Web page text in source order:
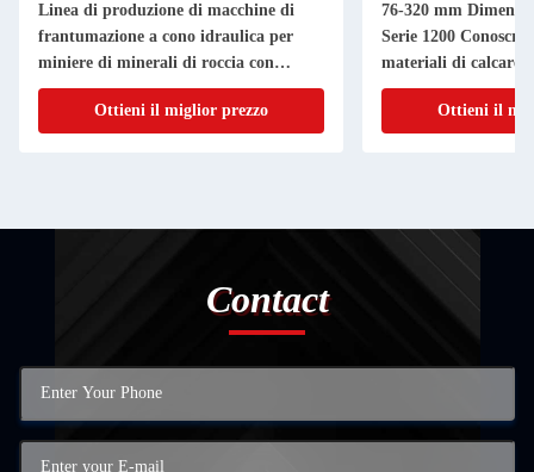
Linea di produzione di macchine di
frantumazione a cono idraulica per
miniere di minerali di roccia con
potenza motoria da 160 a 400 kW
Ottieni il miglior prezzo
76-320 mm
Serie 1200
materiali di calcare
Ottieni il
Contact